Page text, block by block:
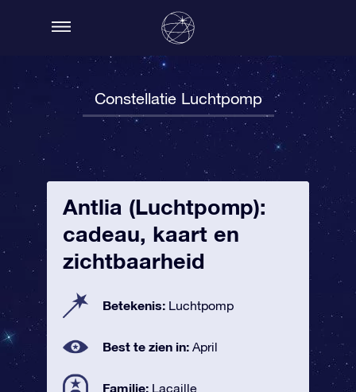
Constellatie Luchtpomp
Antlia (Luchtpomp):
cadeau, kaart en
zichtbaarheid
Betekenis: Luchtpomp
Best te zien in: April
Familie: Lacaille